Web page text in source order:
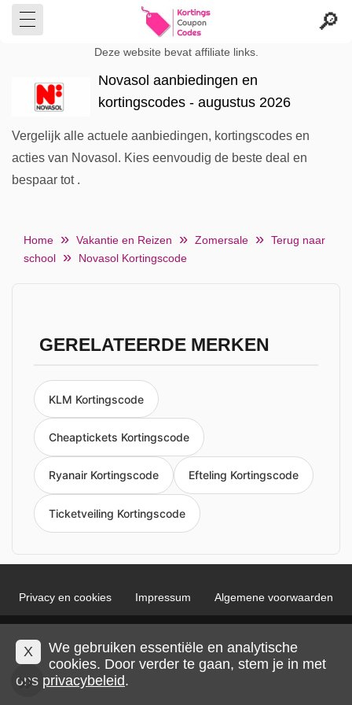
Deze website bevat affiliate links.
Novasol aanbiedingen en
kortingscodes - augustus 2026
Vergelijk alle actuele aanbiedingen, kortingscodes en
acties van Novasol. Kies eenvoudig de beste deal en
bespaar tot .
Home Vakantie en Reizen Zomersale
Terug naar
school
Novasol Kortingscode
GERELATEERDE MERKEN
KLM Kortingscode
Cheaptickets Kortingscode
Ryanair Kortingscode Efteling Kortingscode
Ticketveiling Kortingscode
Privacy en cookies Impressum Algemene voorwaarden
X
We gebruiken essentiële en analytische
cookies. Door verder te gaan, stem je in met
ons privacybeleid.